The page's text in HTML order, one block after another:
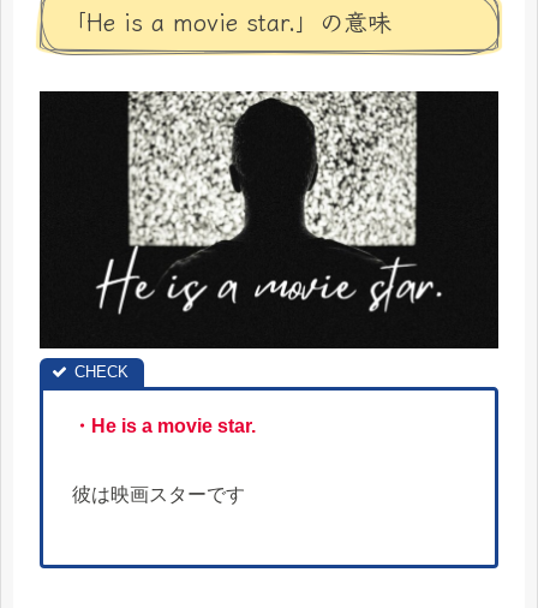
「He is a movie star.」の意味
・He is a movie star.
彼は映画スターです